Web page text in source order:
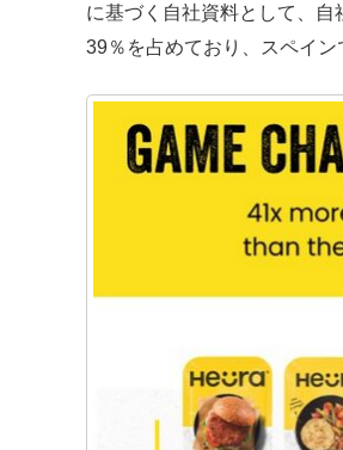
に基づく自社資料として、
39％を占めており、スペイン